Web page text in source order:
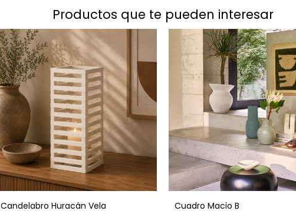
productos que te pueden interesar
Candelabro Huracán Vela Cuadro Macio B